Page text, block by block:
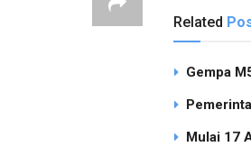
Related
Gempa
Mulai 17